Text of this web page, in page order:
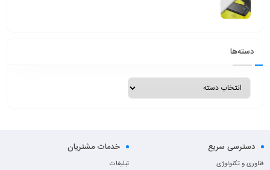
دسته‌ها
دسترسی سریع
فناوری و تکنولوژی
خدمات مشتریان
تبلیغات